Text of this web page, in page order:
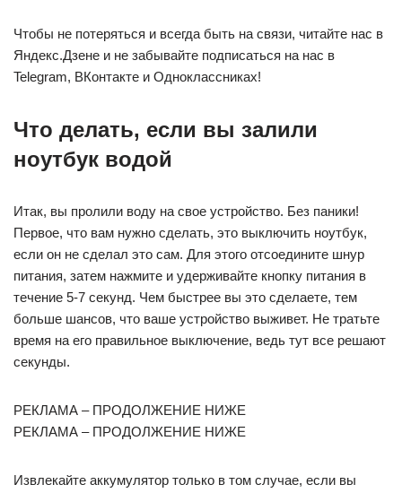
Чтобы не потеряться и всегда быть на связи, читайте нас в
Яндекс.Дзене и не забывайте подписаться на нас в
Telegram, ВКонтакте и Одноклассниках!
Что делать, если вы залили
ноутбук водой
Итак, вы пролили воду на свое устройство. Без паники!
Первое, что вам нужно сделать, это выключить ноутбук,
если он не сделал это сам. Для этого отсоедините шнур
питания, затем нажмите и удерживайте кнопку питания в
течение 5-7 секунд. Чем быстрее вы это сделаете, тем
больше шансов, что ваше устройство выживет. Не тратьте
время на его правильное выключение, ведь тут все решают
секунды.
РЕКЛАМА – ПРОДОЛЖЕНИЕ НИЖЕ
РЕКЛАМА – ПРОДОЛЖЕНИЕ НИЖЕ
Извлекайте аккумулятор только в том случае, если вы